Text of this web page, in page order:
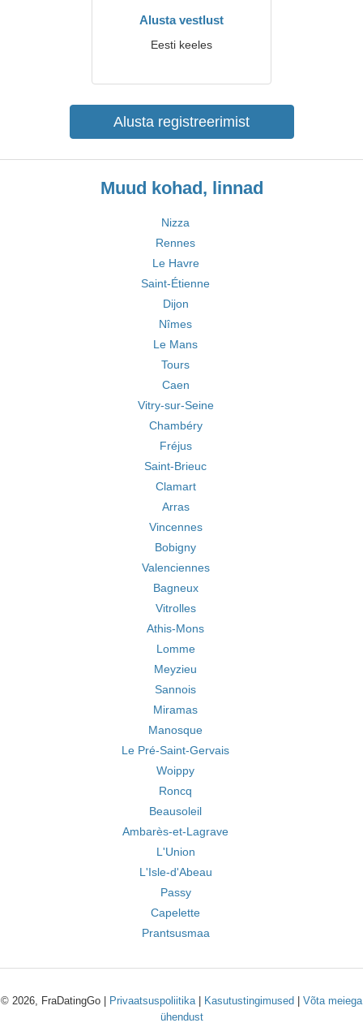
Alusta vestlust
Eesti keeles
Alusta registreerimist
Muud kohad, linnad
Nizza
Rennes
Le Havre
Saint-Étienne
Dijon
Nîmes
Le Mans
Tours
Caen
Vitry-sur-Seine
Chambéry
Fréjus
Saint-Brieuc
Clamart
Arras
Vincennes
Bobigny
Valenciennes
Bagneux
Vitrolles
Athis-Mons
Lomme
Meyzieu
Sannois
Miramas
Manosque
Le Pré-Saint-Gervais
Woippy
Roncq
Beausoleil
Ambarès-et-Lagrave
L'Union
L'Isle-d'Abeau
Passy
Capelette
Prantsusmaa
© 2026, FraDatingGo | Privaatsuspoliitika| Kasutustingimused
Võta meiega
ühendust